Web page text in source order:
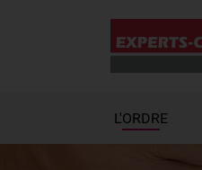
L'ORDRE